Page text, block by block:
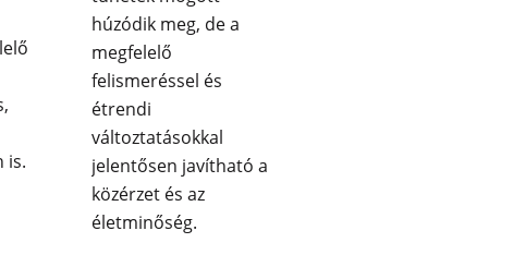
is.
húzódik meg, de a
megfelelő
felismeréssel és
étrendi
változtatásokkal
jelentősen javítható a
közérzet és az
életminőség.